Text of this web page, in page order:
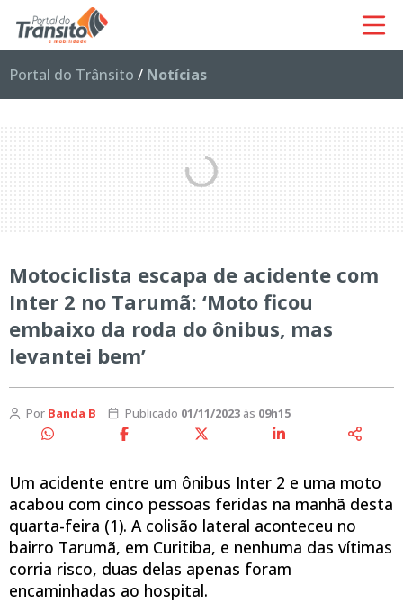
Portal do Trânsito / Notícias
Motociclista escapa de acidente com
Inter 2 no Tarumã: ‘Moto ficou
embaixo da roda do ônibus, mas
levantei bem’
Por Banda B Publicado 01/11/2023às 09h15
Um acidente entre um ônibus Inter 2 e uma moto
acabou com cinco pessoas feridas na manhã desta
quarta-feira (1). A colisão lateral aconteceu no
bairro Tarumã, em Curitiba, e nenhuma das vítimas
corria risco, duas delas apenas foram
encaminhadas ao hospital.